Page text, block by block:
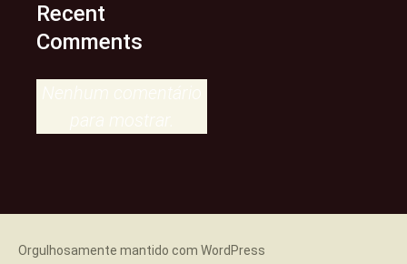
Recent
Comments
Nenhum comentário
para mostrar.
Orgulhosamente mantido com WordPress